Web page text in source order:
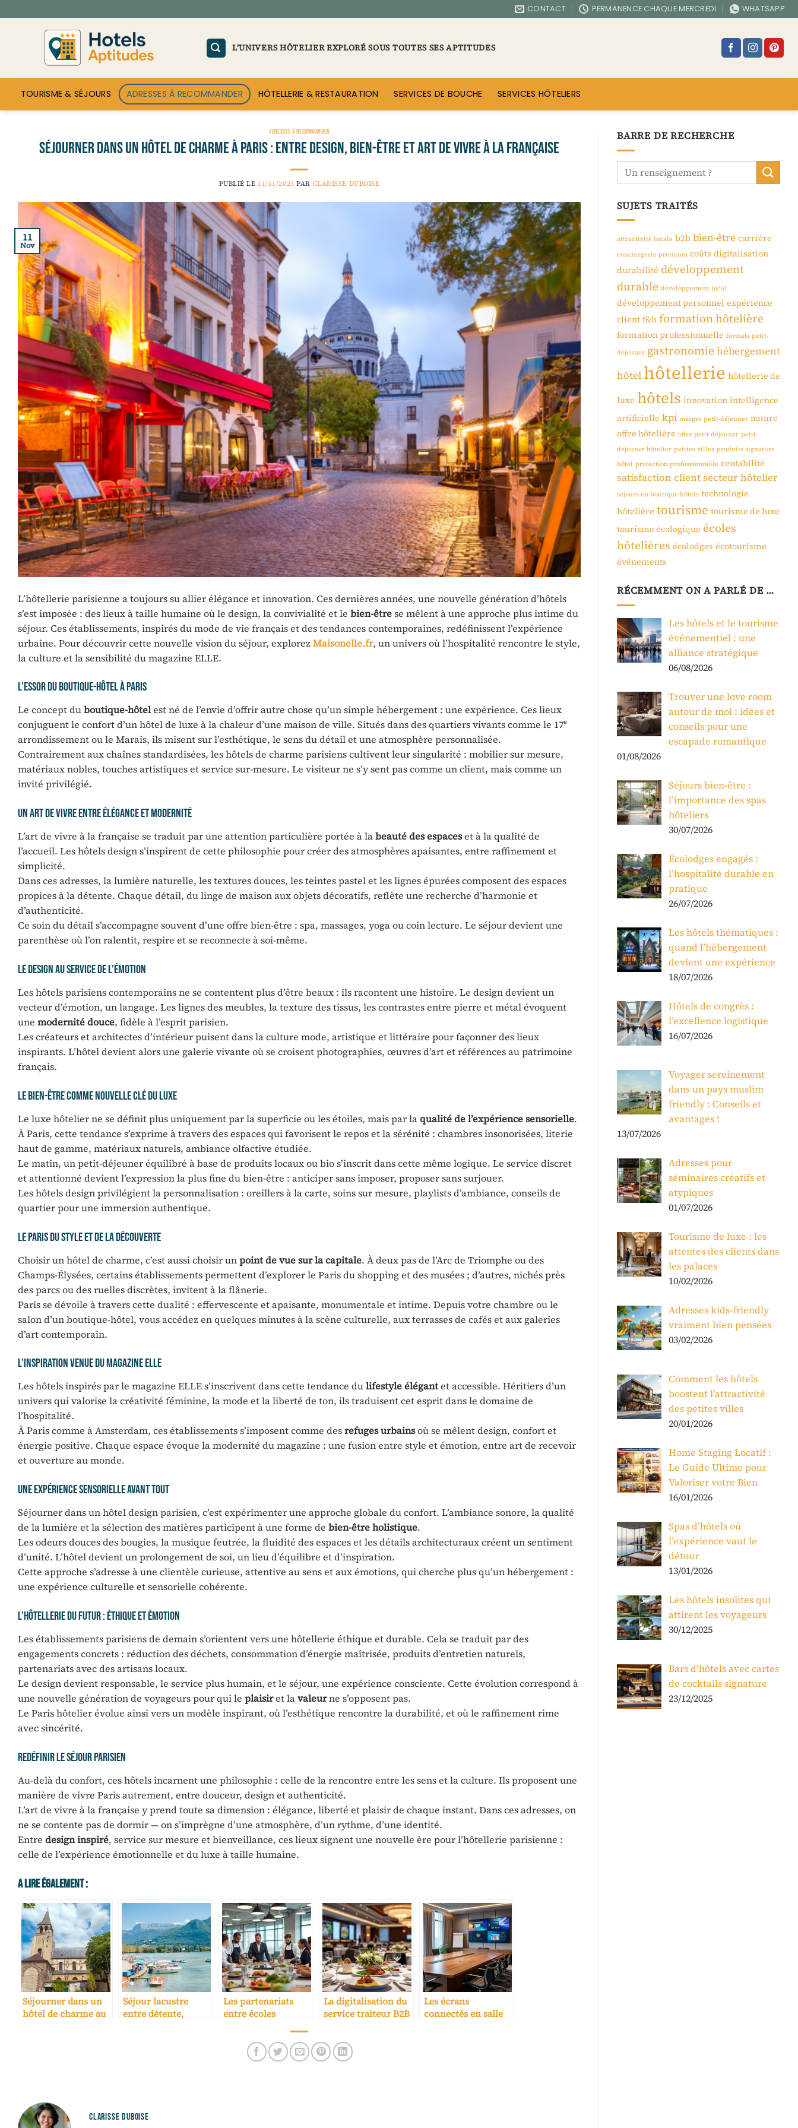
au
CONTACT PERMANENCE CHAQUE MERCREDI WHATSAPP
L’UNIVERS HÔTELIER EXPLORÉ SOUS TOUTES SES APTITUDES
TOURISME & SÉJOURS ADRESSES À RECOMMANDER HÔTELLERIE & RESTAURATION SERVICES DE BOUCHE SERVICES HÔTELIERS
ADRESSES À RECOMMANDER
Séjourner dans un hôtel de charme à Paris : entre design, bien-être et art de vivre à la française
PUBLIÉ LE 11/11/2025 PAR CLARISSE DUBOISE
11
Nov
L’hôtellerie parisienne a toujours su allier élégance et innovation. Ces dernières années, une nouvelle génération d’hôtels
s’est imposée : des lieux à taille humaine où le design, la convivialité et le bien-êtrese mêlent à une approche plus intime du
séjour. Ces établissements, inspirés du mode de vie français et des tendances contemporaines, redéfinissent l’expérience
urbaine. Pour découvrir cette nouvelle vision du séjour, explorezMaisonelle.fr, un univers où l’hospitalité rencontre le style,
la culture et la sensibilité du magazine ELLE.
L’essor du boutique-hôtel à Paris
Le concept duboutique-hôtelest né de l’envie d’offrir autre chose qu’un simple hébergement : une expérience. Ces lieux
conjuguent le confort d’un hôtel de luxe à la chaleur d’une maison de ville. Situés dans des quartiers vivants comme le 17ᵉ
arrondissement ou le Marais, ils misent sur l’esthétique, le sens du détail et une atmosphère personnalisée.
Contrairement aux chaînes standardisées, les hôtels de charme parisiens cultivent leur singularité : mobilier sur mesure,
matériaux nobles, touches artistiques et service sur-mesure. Le visiteur ne s’y sent pas comme un client, mais comme un
invité privilégié.
Un art de vivre entre élégance et modernité
L’art de vivre à la française se traduit par une attention particulière portée à labeauté des espaceset à la qualité de
l’accueil. Les hôtels design s’inspirent de cette philosophie pour créer des atmosphères apaisantes, entre raffinement et
simplicité.
Dans ces adresses, la lumière naturelle, les textures douces, les teintes pastel et les lignes épurées composent des espaces
propices à la détente. Chaque détail, du linge de maison aux objets décoratifs, reflète une recherche d’harmonie et
d’authenticité.
Ce soin du détail s’accompagne souvent d’une offre bien-être : spa, massages, yoga ou coin lecture. Le séjour devient une
parenthèse où l’on ralentit, respire et se reconnecte à soi-même.
Le design au service de l’émotion
Les hôtels parisiens contemporains ne se contentent plus d’être beaux : ils racontent une histoire. Le design devient un
vecteur d’émotion, un langage. Les lignes des meubles, la texture des tissus, les contrastes entre pierre et métal évoquent
une modernité douce, fidèle à l’esprit parisien.
Les créateurs et architectes d’intérieur puisent dans la culture mode, artistique et littéraire pour façonner des lieux
inspirants. L’hôtel devient alors une galerie vivante où se croisent photographies, œuvres d’art et références au patrimoine
français.
Le bien-être comme nouvelle clé du luxe
Le luxe hôtelier ne se définit plus uniquement par la superficie ou les étoiles, mais par laqualité de l’expérience sensorielle.
À Paris, cette tendance s’exprime à travers des espaces qui favorisent le repos et la sérénité : chambres insonorisées, literie
haut de gamme, matériaux naturels, ambiance olfactive étudiée.
Le matin, un petit-déjeuner équilibré à base de produits locaux ou bio s’inscrit dans cette même logique. Le service discret
et attentionné devient l’expression la plus fine du bien-être : anticiper sans imposer, proposer sans surjouer.
Les hôtels design privilégient la personnalisation : oreillers à la carte, soins sur mesure, playlists d’ambiance, conseils de
quartier pour une immersion authentique.
Le Paris du style et de la découverte
Choisir un hôtel de charme, c’est aussi choisir unpoint de vue sur la capitale. À deux pas de l’Arc de Triomphe ou des
Champs-Élysées, certains établissements permettent d’explorer le Paris du shopping et des musées ; d’autres, nichés près
des parcs ou des ruelles discrètes, invitent à la flânerie.
Paris se dévoile à travers cette dualité : effervescente et apaisante, monumentale et intime. Depuis votre chambre ou le
salon d’un boutique-hôtel, vous accédez en quelques minutes à la scène culturelle, aux terrasses de cafés et aux galeries
d’art contemporain.
L’inspiration venue du magazine ELLE
Les hôtels inspirés par le magazine ELLE s’inscrivent dans cette tendance dulifestyle élégantet accessible. Héritiers d’un
univers qui valorise la créativité féminine, la mode et la liberté de ton, ils traduisent cet esprit dans le domaine de
l’hospitalité.
À Paris comme à Amsterdam, ces établissements s’imposent comme desrefuges urbainsoù se mêlent design, confort et
énergie positive. Chaque espace évoque la modernité du magazine : une fusion entre style et émotion, entre art de recevoir
et ouverture au monde.
Une expérience sensorielle avant tout
Séjourner dans un hôtel design parisien, c’est expérimenter une approche globale du confort. L’ambiance sonore, la qualité
de la lumière et la sélection des matières participent à une forme de bien-être holistique.
Les odeurs douces des bougies, la musique feutrée, la fluidité des espaces et les détails architecturaux créent un sentiment
d’unité. L’hôtel devient un prolongement de soi, un lieu d’équilibre et d’inspiration.
Cette approche s’adresse à une clientèle curieuse, attentive au sens et aux émotions, qui cherche plus qu’un hébergement :
une expérience culturelle et sensorielle cohérente.
L’hôtellerie du futur : éthique et émotion
Les établissements parisiens de demain s’orientent vers une hôtellerie éthique et durable. Cela se traduit par des
engagements concrets : réduction des déchets, consommation d’énergie maîtrisée, produits d’entretien naturels,
partenariats avec des artisans locaux.
Le design devient responsable, le service plus humain, et le séjour, une expérience consciente. Cette évolution correspond à
une nouvelle génération de voyageurs pour qui le plaisiret lavaleurne s’opposent pas.
Le Paris hôtelier évolue ainsi vers un modèle inspirant, où l’esthétique rencontre la durabilité, et où le raffinement rime
avec sincérité.
Redéfinir le séjour parisien
Au-delà du confort, ces hôtels incarnent une philosophie : celle de la rencontre entre les sens et la culture. Ils proposent une
manière de vivre Paris autrement, entre douceur, design et authenticité.
L’art de vivre à la française y prend toute sa dimension : élégance, liberté et plaisir de chaque instant. Dans ces adresses, on
ne se contente pas de dormir — on s’imprègne d’une atmosphère, d’un rythme, d’une identité.
Entre design inspiré, service sur mesure et bienveillance, ces lieux signent une nouvelle ère pour l’hôtellerie parisienne :
celle de l’expérience émotionnelle et du luxe à taille humaine.
A Lire Également :
Séjourner dans un
hôtel de charme au
Séjour lacustre
entre détente,
Les partenariats
entre écoles
La digitalisation du
service traiteur B2B
Les écrans
connectés en salle
CLARISSE DUBOISE
BARRE DE RECHERCHE
SUJETS TRAITÉS
attractivité locale b2b bien-être carrière
conciergerie premium coûts digitalisation
durabilité développement
durable développement local
développement personnel expérience
client f&b formation hôtelière
formation professionnelle formats petit-
déjeuner gastronomie hébergement
hôtel hôtellerie hôtellerie de
luxe hôtels innovation intelligence
artificielle kpi marges petit-déjeuner nature
offre hôtelière offre petit-déjeuner petit-
déjeuner hôtelier petites villes produits signature
hôtel protection professionnelle rentabilité
satisfaction clientsecteur hôtelier
séjours en boutique-hôtels technologie
hôtelière tourisme tourisme de luxe
tourisme écologique écoles
hôtelières écolodges écotourisme
événements
RÉCEMMENT ON A PARLÉ DE …
Les hôtels et le tourisme
événementiel : une
alliance stratégique
06/08/2026
Trouver une love room
autour de moi : idées et
conseils pour une
escapade romantique
01/08/2026
Séjours bien-être :
l’importance des spas
hôteliers
30/07/2026
Écolodges engagés :
l’hospitalité durable en
pratique
26/07/2026
Les hôtels thématiques :
quand l’hébergement
devient une expérience
18/07/2026
Hôtels de congrès :
l’excellence logistique
16/07/2026
Voyager sereinement
dans un pays muslim
friendly : Conseils et
avantages !
13/07/2026
Adresses pour
séminaires créatifs et
atypiques
01/07/2026
Tourisme de luxe : les
attentes des clients dans
les palaces
10/02/2026
Adresses kids-friendly
vraiment bien pensées
03/02/2026
Comment les hôtels
boostent l’attractivité
des petites villes
20/01/2026
Home Staging Locatif :
Le Guide Ultime pour
Valoriser votre Bien
16/01/2026
Spas d’hôtels où
l’expérience vaut le
détour
13/01/2026
Les hôtels insolites qui
attirent les voyageurs
30/12/2025
Bars d’hôtels avec cartes
de cocktails signature
23/12/2025